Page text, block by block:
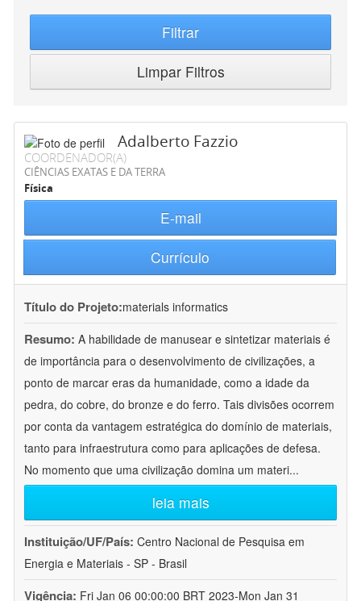
Filtrar
Limpar Filtros
Adalberto Fazzio
COORDENADOR(A)
CIÊNCIAS EXATAS E DA TERRA
Física
E-mail
Currículo
Título do Projeto:materials informatics
Resumo: A habilidade de manusear e sintetizar materiais é
de importância para o desenvolvimento de civilizações, a
ponto de marcar eras da humanidade, como a idade da
pedra, do cobre, do bronze e do ferro. Tais divisões ocorrem
por conta da vantagem estratégica do domínio de materiais,
tanto para infraestrutura como para aplicações de defesa.
No momento que uma civilização domina um materi...
leia mais
Instituição/UF/País: Centro Nacional de Pesquisa em
Energia e Materiais - SP - Brasil
Vigência: Fri Jan 06 00:00:00 BRT 2023-Mon Jan 31